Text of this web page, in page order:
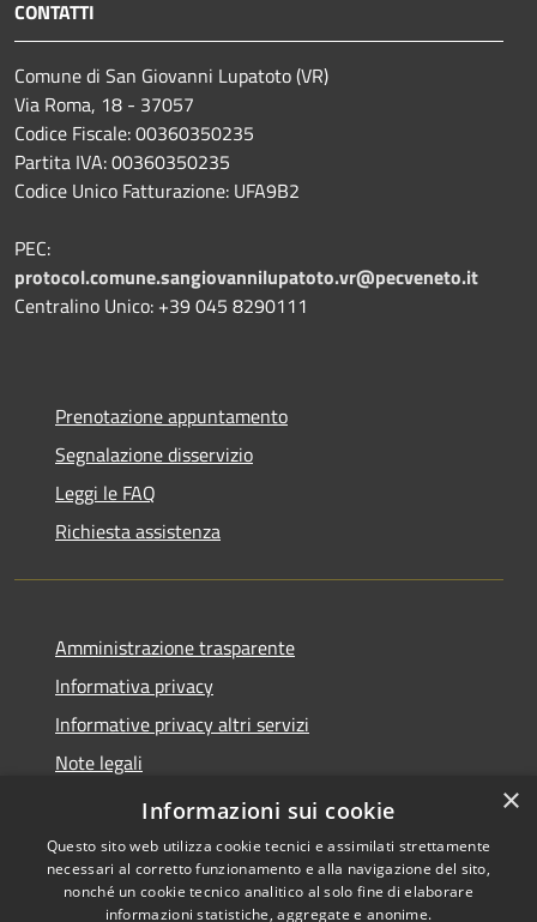
CONTATTI
Comune di San Giovanni Lupatoto (VR)
Via Roma, 18 - 37057
Codice Fiscale: 00360350235
Partita IVA: 00360350235
Codice Unico Fatturazione: UFA9B2
PEC:
protocol.comune.sangiovannilupatoto.vr@pecveneto.it
Centralino Unico: +39 045 8290111
Prenotazione appuntamento
Segnalazione disservizio
Leggi le FAQ
Richiesta assistenza
Amministrazione trasparente
Informativa privacy
Informative privacy altri servizi
Note legali
Dichiarazione di accessibilità
×
Informazioni sui cookie
Questo sito web utilizza cookie tecnici e assimilati strettamente
necessari al corretto funzionamento e alla navigazione del sito,
nonché un cookie tecnico analitico al solo fine di elaborare
informazioni statistiche, aggregate e anonime.